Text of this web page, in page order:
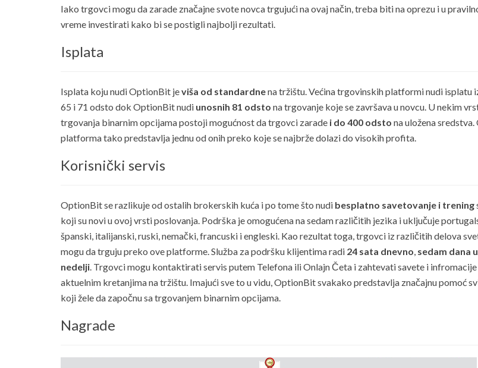
Iako trgovci mogu da zarade značajne svote novca trgujući na ovaj način, treba biti na oprezu i u
vreme investirati kako bi se postigli najbolji rezultati.
Isplata
Isplata koju nudi OptionBit jeviša od standardnena tržištu. Većina trgovinskih platformi nudi isplatu
65 i 71 odsto dok OptionBit nudi unosnih 81 odsto na trgovanje koje se završava u novcu. U nekim
trgovanja binarnim opcijama postoji mogućnost da trgovci zarade i do 400 odsto na uložena sredstva.
platforma tako predstavlja jednu od onih preko koje se najbrže dolazi do visokih profita.
Korisnički servis
OptionBit se razlikuje od ostalih brokerskih kuća i po tome što nudi besplatno savetovanje i trening
koji su novi u ovoj vrsti poslovanja. Podrška je omogućena na sedam različitih jezika i uključuje
španski, italijanski, ruski, nemački, francuski i engleski. Kao rezultat toga, trgovci iz različitih delova
mogu da trguju preko ove platforme. Služba za podršku klijentima radi 24 sata dnevno, sedam dana u
nedelji. Trgovci mogu kontaktirati servis putem Telefona ili Onlajn Četa i zahtevati savete i infromacije
aktuelnim kretanjima na tržištu. Imajući sve to u vidu, OptionBit svakako predstavlja značajnu pomoć
koji žele da započnu sa trgovanjem binarnim opcijama.
Nagrade